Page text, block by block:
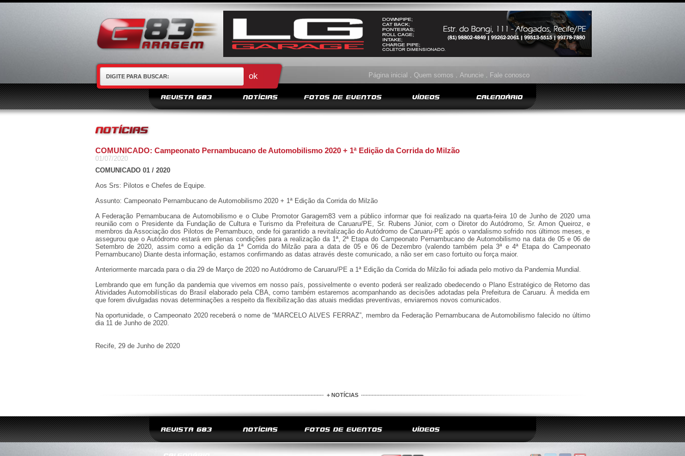
Página inicial . Quem somos . Anuncie . Fale conosco
REVISTA G83 NOTÍCIAS FOTOS DE EVENTOS VÍDEOS CALENDÁRIO
COMUNICADO: Campeonato Pernambucano de Automobilismo 2020 + 1ª Edição da Corrida do Milzão
01/07/2020
COMUNICADO 01 / 2020
Aos Srs: Pilotos e Chefes de Equipe.
Assunto: Campeonato Pernambucano de Automobilismo 2020 + 1ª Edição da Corrida do Milzão
A Federação Pernambucana de Automobilismo e o Clube Promotor Garagem83 vem a público informar que foi realizado na quarta-feira 10 de Junho de 2020 uma
reunião com o Presidente da Fundação de Cultura e Turismo da Prefeitura de Caruaru/PE, Sr. Rubens Júnior, com o Diretor do Autódromo, Sr. Amon Queiroz, e
membros da Associação dos Pilotos de Pernambuco, onde foi garantido a revitalização do Autódromo de Caruaru-PE após o vandalismo sofrido nos últimos meses, e
assegurou que o Autódromo estará em plenas condições para a realização da 1ª, 2ª Etapa do Campeonato Pernambucano de Automobilismo na data de 05 e 06 de
Setembro de 2020, assim como a edição da 1ª Corrida do Milzão para a data de 05 e 06 de Dezembro (valendo também pela 3ª e 4ª Etapa do Campeonato
Pernambucano) Diante desta informação, estamos confirmando as datas através deste comunicado, a não ser em caso fortuito ou força maior.
Anteriormente marcada para o dia 29 de Março de 2020 no Autódromo de Caruaru/PE a 1ª Edição da Corrida do Milzão foi adiada pelo motivo da Pandemia Mundial.
Lembrando que em função da pandemia que vivemos em nosso país, possivelmente o evento poderá ser realizado obedecendo o Plano Estratégico de Retorno das
Atividades Automobilísticas do Brasil elaborado pela CBA, como também estaremos acompanhando as decisões adotadas pela Prefeitura de Caruaru. À medida em
que forem divulgadas novas determinações a respeito da flexibilização das atuais medidas preventivas, enviaremos novos comunicados.
Na oportunidade, o Campeonato 2020 receberá o nome de “MARCELO ALVES FERRAZ”, membro da Federação Pernambucana de Automobilismo falecido no último
dia 11 de Junho de 2020.
Recife, 29 de Junho de 2020
+ NOTÍCIAS
REVISTA G83 NOTÍCIAS FOTOS DE EVENTOS VÍDEOS